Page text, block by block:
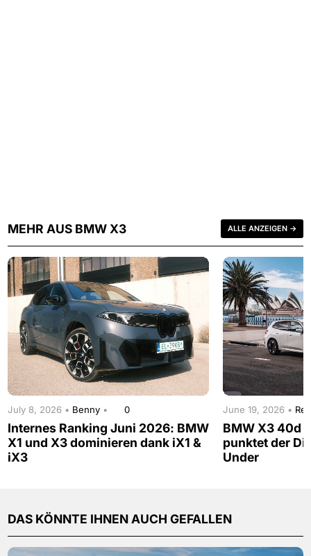
MEHR AUS BMW X3 ALLE ANZEIGEN →
July 8, 2026 • Benny • 0
Internes Ranking Juni 2026: BMW
X1 und X3 dominieren dank iX1 &
iX3
June 19, 2026 •
BMW X3 40d
punktet der
Under
DAS KÖNNTE IHNEN AUCH GEFALLEN